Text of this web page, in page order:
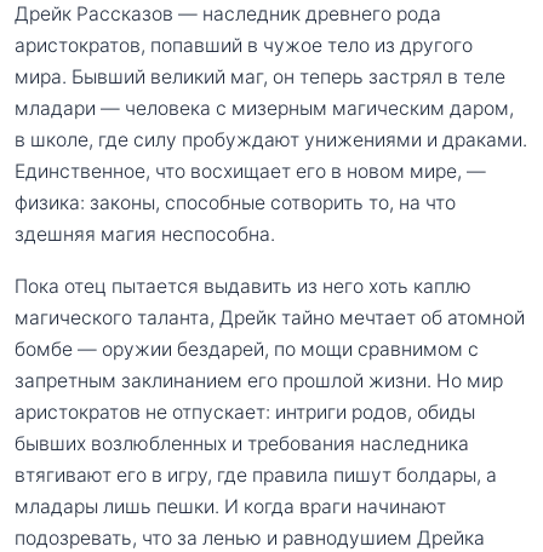
Дрейк Рассказов — наследник древнего рода
аристократов, попавший в чужое тело из другого
мира. Бывший великий маг, он теперь застрял в теле
младари — человека с мизерным магическим даром,
в школе, где силу пробуждают унижениями и драками.
Единственное, что восхищает его в новом мире, —
физика: законы, способные сотворить то, на что
здешняя магия неспособна.
Пока отец пытается выдавить из него хоть каплю
магического таланта, Дрейк тайно мечтает об атомной
бомбе — оружии бездарей, по мощи сравнимом с
запретным заклинанием его прошлой жизни. Но мир
аристократов не отпускает: интриги родов, обиды
бывших возлюбленных и требования наследника
втягивают его в игру, где правила пишут болдары, а
младары лишь пешки. И когда враги начинают
подозревать, что за ленью и равнодушием Дрейка